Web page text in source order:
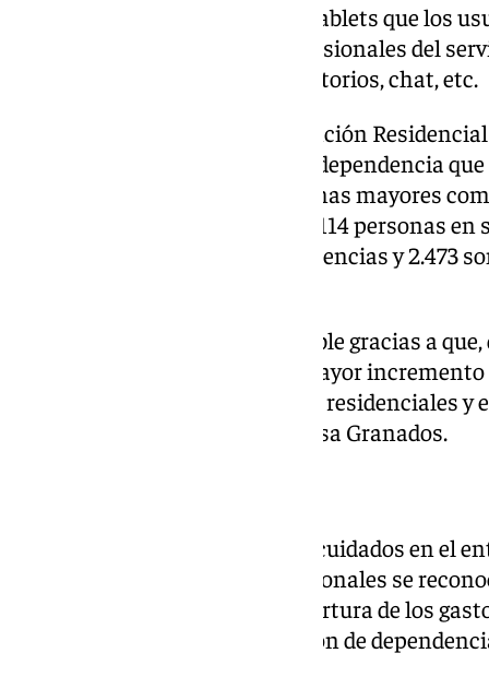
También se están entregando tablets que los
videoconferencias con los profesionales del
información de interés, recordatorios, chat, etc.
Por otro lado, el Servicio de Atención
prestaciones del catálogo de la dependencia
especializada tanto para personas mayores
discapacidad. A cierre de año, 3.114 personas
Granada son atendidas en residencias y 2.473
Lograr estos datos ha sido posible gracias a
andaluz ha llevado a cabo «el mayor
creación de 4.553 nuevas plazas residenciales
la provincia de Granada)», precisa Granados.
La prestación económica para cuidados en el
personas cuidadoras no profesionales se
con el fin de contribuir a la cobertura de los
prestada a personas en situación de